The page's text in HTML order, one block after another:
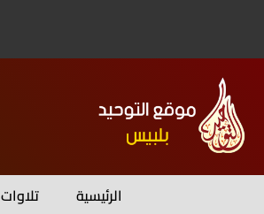
الرئيسية تلاوات